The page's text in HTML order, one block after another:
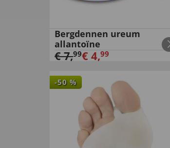
Bergdennen ureum
allantoïne
€7,99€ 4,99
-50 %